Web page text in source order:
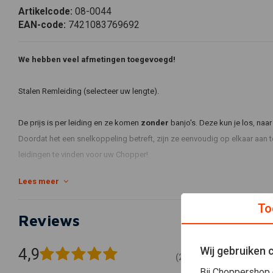
Artikelcode: 08-0044
EAN-code: 7421083769692
We hebben veel afmetingen toegevoegd!
Stalen Remleiding (selecteer uw lengte).
De prijs is per leiding en ze komen zonder banjo's. Deze kun je los,
Doordat het een snelkoppeling betreft, zijn ze eenvoudig op elkaar
leidingen te vinden voor uw Chopper!
Remleiding is reeds voorzien van geperste lekvrije snelkoppelingen.
Lees meer
Reviews
4,9 (24 beoordelingen)
Wij gebruiken